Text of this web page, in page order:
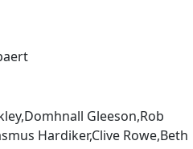
Gleeson,Rob
Hardiker,Clive Rowe,Beth